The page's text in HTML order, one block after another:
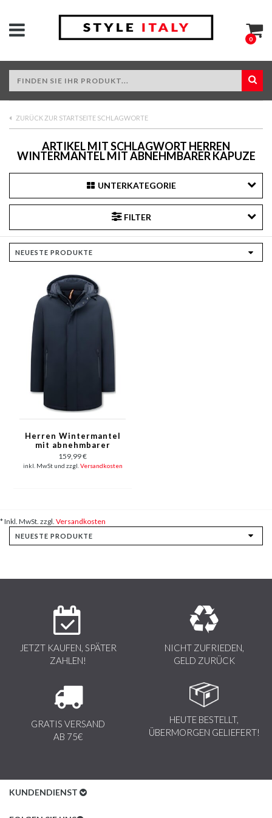
0
ZURÜCK ZUR STARTSEITE SCHLAGWORTE
ARTIKEL MIT SCHLAGWORT HERREN
WINTERMANTEL MIT ABNEHMBARER KAPUZE
UNTERKATEGORIE
FILTER
Herren Wintermantel
mit abnehmbarer
Kapuze - 8766 - Blau
159,99 €
inkl. MwSt und zzgl. Versandkosten
* Inkl. MwSt. zzgl. Versandkosten
JETZT KAUFEN, SPÄTER
ZAHLEN!
NICHT ZUFRIEDEN,
GELD ZURÜCK
GRATIS VERSAND
AB 75€
HEUTE BESTELLT,
ÜBERMORGEN GELIEFERT!
KUNDENDIENST
Kundenservice